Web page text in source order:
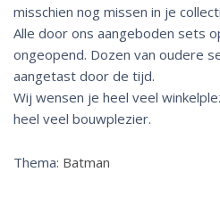
misschien nog missen in je
Alle door ons aangeboden sets
ongeopend. Dozen van oudere
aangetast door de tijd.
Wij wensen je heel veel
heel veel bouwplezier.
Thema: Batman